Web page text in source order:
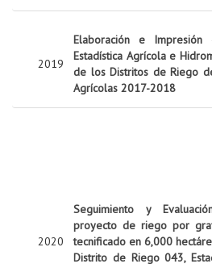
2019
Elaboración e
Estadística Agrícola e
de los Distritos de Riego
Agrícolas 2017-2018
2020
Seguimiento y
proyecto de riego por
tecnificado en 6,000
Distrito de Riego 043,